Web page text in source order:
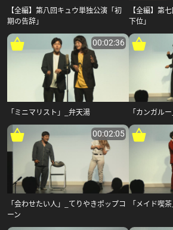
【全編】第八回キュウ単独公演「初
期の告辞」
【全編】第
下位」
00:02:36
「ミニマリスト」_弁天湯 「カンガル
00:02:05
「会わせたい人」_てりやきポップコ
ーン
「メイド喫